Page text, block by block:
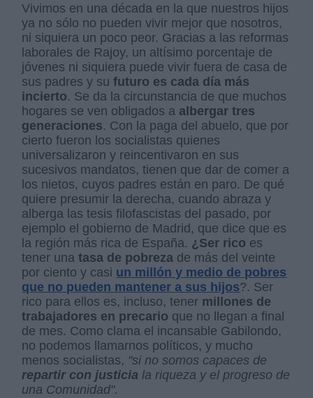
Vivimos en una década en la que nuestros hijos
ya no sólo no pueden vivir mejor que nosotros,
ni siquiera un poco peor. Gracias a las reformas
laborales de Rajoy, un altísimo porcentaje de
jóvenes ni siquiera puede vivir fuera de casa de
sus padres y sufuturo es cada día más
incierto. Se da la circunstancia de que muchos
hogares se ven obligados a albergar tres
generaciones. Con la paga del abuelo, que por
cierto fueron los socialistas quienes
universalizaron y reincentivaron en sus
sucesivos mandatos, tienen que dar de comer a
los nietos, cuyos padres están en paro. De qué
quiere presumir la derecha, cuando abraza y
alberga las tesis filofascistas del pasado, por
ejemplo el gobierno de Madrid, que dice que es
la región más rica de España. ¿Ser rico es
tener una tasa de pobreza de más del veinte
por ciento y casi un millón y medio de pobres
que no pueden mantener a sus hijos?. Ser
rico para ellos es, incluso, tener millones de
trabajadores en precario que no llegan a final
de mes. Como clama el incansable Gabilondo,
no podemos llamarnos políticos, y mucho
menos socialistas, "si no somos capaces de
repartir con justiciala riqueza y el progreso de
una Comunidad".